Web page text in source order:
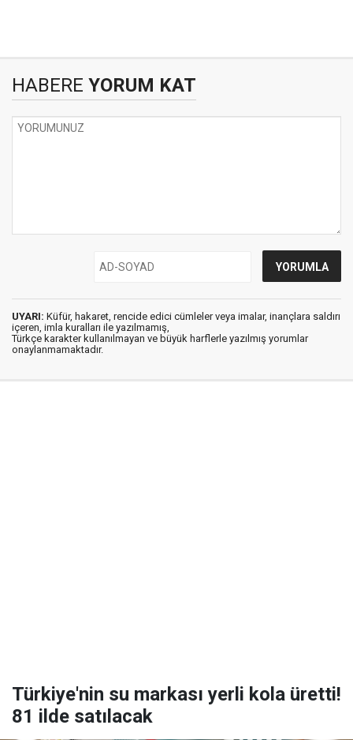
HABERE YORUM KAT
UYARI: Küfür, hakaret, rencide edici cümleler veya imalar, inançlara saldırı
içeren, imla kuralları ile yazılmamış,
Türkçe karakter kullanılmayan ve büyük harflerle yazılmış yorumlar
onaylanmamaktadır.
Türkiye'nin su markası yerli kola üretti!
81 ilde satılacak